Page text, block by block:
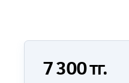
7 300тг.